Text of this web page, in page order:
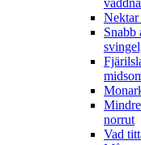
Nektar
Snabb
norrut
Vad